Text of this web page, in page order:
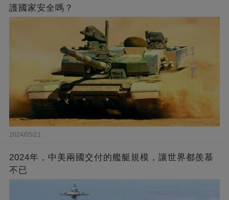
護國家安全嗎？
2024/05/21
2024年，中美兩國交付的艦艇規模，讓世界都羨慕
不已